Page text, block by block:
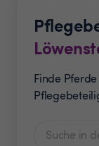
Finde